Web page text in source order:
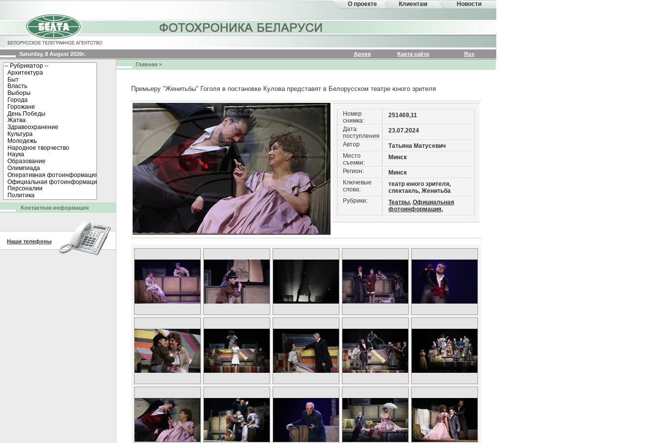
О проекте Клиентам Новости
Saturday, 8 August 2026г. Архив Карта сайта
Rus
Главная >
Премьеру "Женитьбы" Гоголя в постановке Кулова представят в Белорусском театре юного зрителя
Номер
снимка:
251469,11
Дата
поступления
23.07.2024
Автор
Татьяна Матусевич
Место
съемки:
Минск
Регион:
Минск
Ключевые
слова:
театр юного зрителя,
спектакль, Женитьба
Рубрики:
Театры, Официальная
фотоинформация,
Контактная информация
Наши телефоны